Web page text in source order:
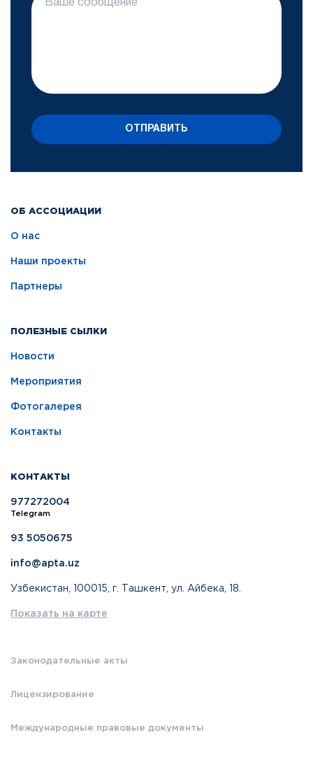
ОБ АССОЦИАЦИИ
О нас
Наши проекты
Партнеры
ПОЛЕЗНЫЕ СЫЛКИ
Новости
Мероприятия
Фотогалерея
Контакты
КОНТАКТЫ
977272004
Telegram
93 5050675
info@apta.uz
Узбекистан, 100015, г. Ташкент, ул. Айбека, 18.
Показать на карте
Законодательные акты
Лицензирование
Международные правовые документы
ОТПРАВИТЬ